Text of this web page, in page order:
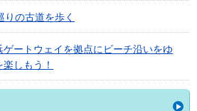
の古道を歩く
ゲートウェイを拠点にビーチ沿いをゆ
しもう！